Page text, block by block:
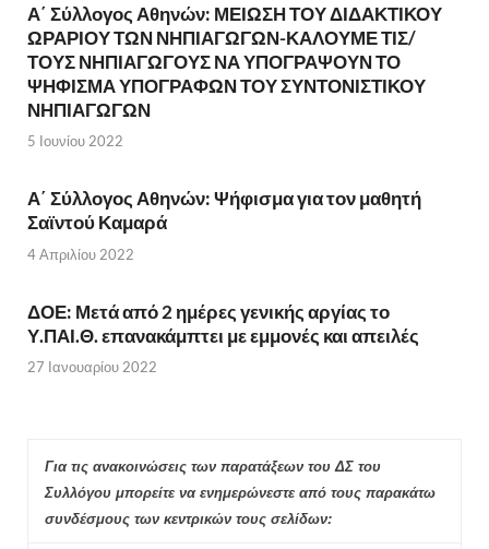
Α΄ Σύλλογος Αθηνών: ΜΕΙΩΣΗ ΤΟΥ ΔΙΔΑΚΤΙΚΟΥ
ΩΡΑΡΙΟΥ ΤΩΝ ΝΗΠΙΑΓΩΓΩΝ-ΚΑΛΟΥΜΕ ΤΙΣ/
ΤΟΥΣ ΝΗΠΙΑΓΩΓΟΥΣ ΝΑ ΥΠΟΓΡΑΨΟΥΝ ΤΟ
ΨΗΦΙΣΜΑ ΥΠΟΓΡΑΦΩΝ ΤΟΥ ΣΥΝΤΟΝΙΣΤΙΚΟΥ
ΝΗΠΙΑΓΩΓΩΝ
5 Ιουνίου 2022
Α΄ Σύλλογος Αθηνών: Ψήφισμα για τον μαθητή
Σαϊντού Καμαρά
4 Απριλίου 2022
ΔΟΕ: Μετά από 2 ημέρες γενικής αργίας το
Υ.ΠΑΙ.Θ. επανακάμπτει με εμμονές και απειλές
27 Ιανουαρίου 2022
Για τις ανακοινώσεις των παρατάξεων του ΔΣ του
Συλλόγου μπορείτε να ενημερώνεστε από τους παρακάτω
συνδέσμους των κεντρικών τους σελίδων: